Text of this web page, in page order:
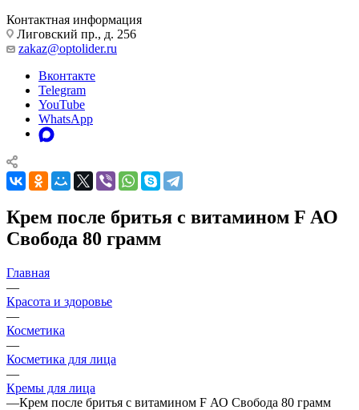
Контактная информация
Лиговский пр., д. 256
zakaz@optolider.ru
Вконтакте
Telegram
YouTube
WhatsApp
Крем после бритья с витамином F АО
Свобода 80 грамм
Главная
—
Красота и здоровье
—
Косметика
—
Косметика для лица
—
Кремы для лица
—Крем после бритья с витамином F АО Свобода 80 грамм